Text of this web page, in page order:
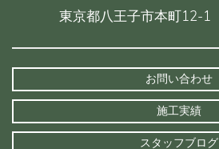
東京都八王子市本町12-1
お問い合わせ
施工実績
スタッフブログ